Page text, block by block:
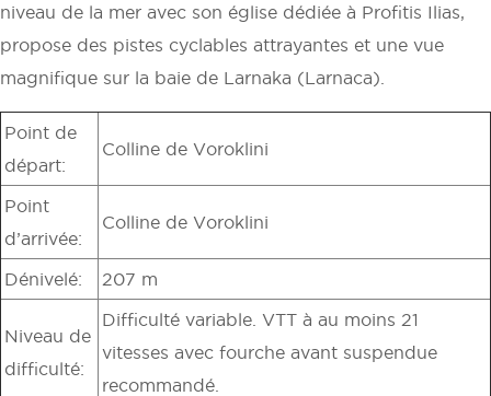
niveau de la mer avec son église dédiée à Profitis Ilias,
propose des pistes cyclables attrayantes et une vue
magnifique sur la baie de Larnaka (Larnaca).
Point de
départ:
Colline de Voroklini
Point
d’arrivée:
Colline de Voroklini
Dénivelé: 207 m
Niveau de
difficulté:
Difficulté variable. VTT à au moins 21
vitesses avec fourche avant suspendue
recommandé.